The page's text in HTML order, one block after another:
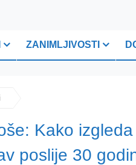
ZANIMLJIVOSTI
Kako
poslije 30